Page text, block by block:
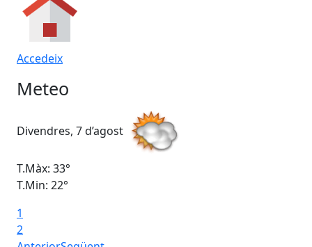
Accedeix
Meteo
Divendres, 7 d’agost
T.Màx: 33°
T.Min: 22°
1
2